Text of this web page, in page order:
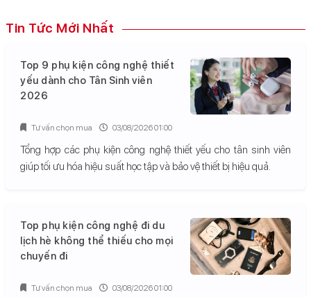
Tin Tức Mới Nhất
Top 9 phụ kiện công nghệ thiết
yếu dành cho Tân Sinh viên
2026
Tổng hợp các phụ kiện công nghệ thiết yếu cho tân sinh viên
giúp tối ưu hóa hiệu suất học tập và bảo vệ thiết bị hiệu quả.
Tư vấn chọn mua 03/08/2026 01:00
Top phụ kiện công nghệ đi du
lịch hè không thể thiếu cho mọi
chuyến đi
Tư vấn chọn mua 03/08/2026 01:00